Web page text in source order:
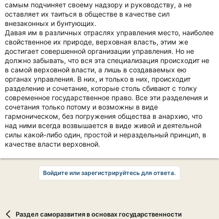
самым подчиняет своему надзору и руководству, а не
оставляет их таиться в обществе в качестве сил
внезаконных и бунтующих.
Давая им в различных отраслях управления место, наиболее
свойственное их природе, верховная власть, этим же
достигает совершенной организации управления. Но не
должно забывать, что вся эта специализация происходит не
в самой верховной власти, а лишь в создаваемых ею
органах управления. В них, и только в них, происходит
разделение и сочетание, которые столь сбивают с толку
современное государственное право. Все эти разделения и
сочетания только потому и возможны в виде
гармоническом, без погружения общества в анархию, что
над ними всегда возвышается в виде живой и деятельной
силы какой-либо один, простой и нераздельный принцип, в
качестве власти верховной.
Войдите или зарегистрируйтесь для ответа.
Раздел саморазвития в основах государственности